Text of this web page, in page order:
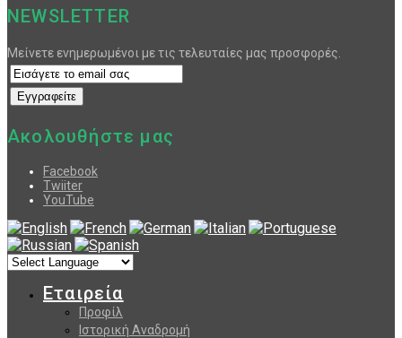
NEWSLETTER
Μείνετε ενημερωμένοι με τις τελευταίες μας προσφορές.
Ακολουθήστε μας
Facebook
Twiiter
YouTube
Εταιρεία
Προφίλ
Ιστορική Αναδρομή